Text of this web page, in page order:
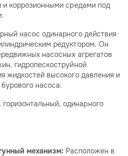
коррозионными средами под
насос одинарного действия
редуктором. Он
насосных агрегатов
гидропескоструйной
жидкостей высокого давления и
насоса.
одинарного
механизм: Расположен в